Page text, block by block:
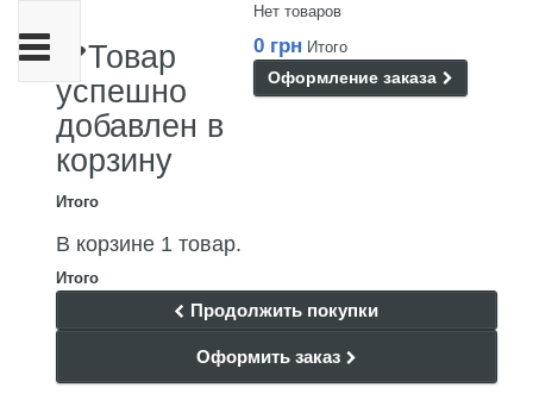
Нет товаров
0 грн Итого
Оформление заказа
Товар
успешно
добавлен в
корзину
Итого
В корзине 1 товар.
Итого
Продолжить покупки
Оформить заказ
Переключить
навигации